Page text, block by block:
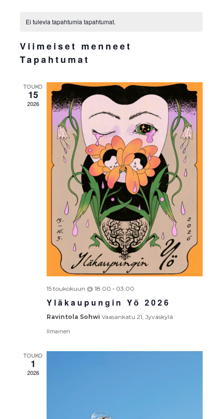
päivä.
Tapahtumat
Ei tulevia tapahtumia tapahtumat.
Viimeiset menneet
Tapahtumat
TOUKO
15
2026
15 toukokuun @ 18:00 - 03:00
Yläkaupungin Yö 2026
Ravintola Sohwi Vaasankatu 21, Jyväskylä
Ilmainen
TOUKO
1
2026